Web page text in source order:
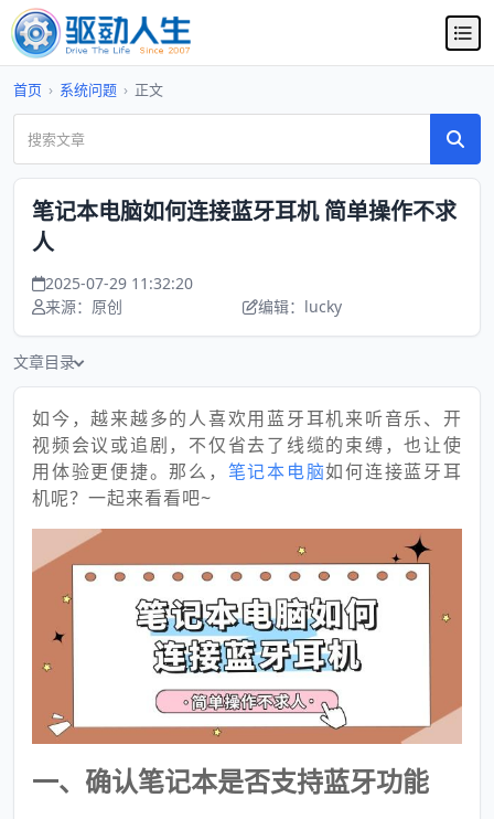
首页 › 系统问题 › 正文
笔记本电脑如何连接蓝牙耳机 简单操作不求
人
2025-07-29 11:32:20
来源：原创
编辑：lucky
文章目录
如今，越来越多的人喜欢用蓝牙耳机来听音乐、开
视频会议或追剧，不仅省去了线缆的束缚，也让使
用体验更便捷。那么， 笔记本电脑如何连接蓝牙耳
机呢？一起来看看吧~
一、确认笔记本是否支持蓝牙功能